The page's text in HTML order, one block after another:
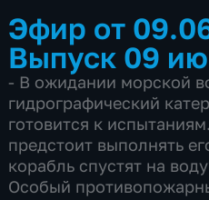
Эфир от
Выпуск 09
- В ожидании морской
гидрографический
готовится к
предстоит выполнять
корабль спустят на
Особый